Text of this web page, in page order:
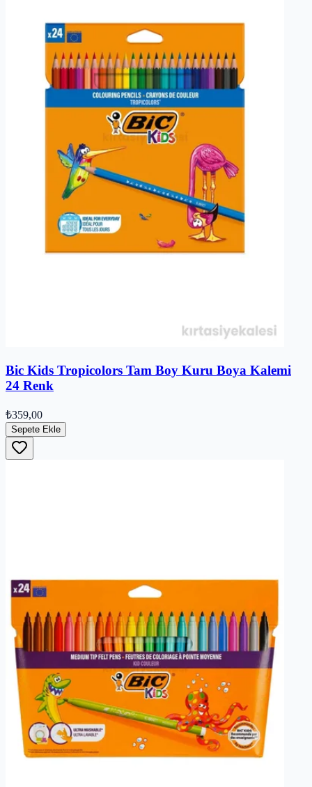
Bic Kids Tropicolors Tam Boy Kuru Boya Kalemi
24 Renk
₺359,00
Sepete Ekle